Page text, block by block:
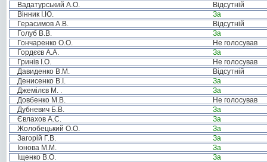
Вадатурський А.О.
Відсутній
Вінник І.Ю.
За
Герасимов А.В.
Відсутній
Голуб В.В.
За
Гончаренко О.О.
Не голосував
Гордєєв А.А.
За
Гринів І.О.
Не голосував
Давиденко В.М.
Відсутній
Денисенко В.І.
За
Джемілєв М. .
За
Довбенко М.В.
Не голосував
Дубневич Б.В.
За
Євлахов А.С.
За
Жолобецький О.О.
За
Загорій Г.В.
За
Іонова М.М.
За
Іщенко В.О.
За